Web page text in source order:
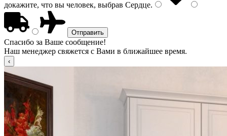
докажите, что вы человек, выбрав Сердце.
Спасибо за Ваше сообщение!
Наш менеджер свяжется с Вами в ближайшее время.